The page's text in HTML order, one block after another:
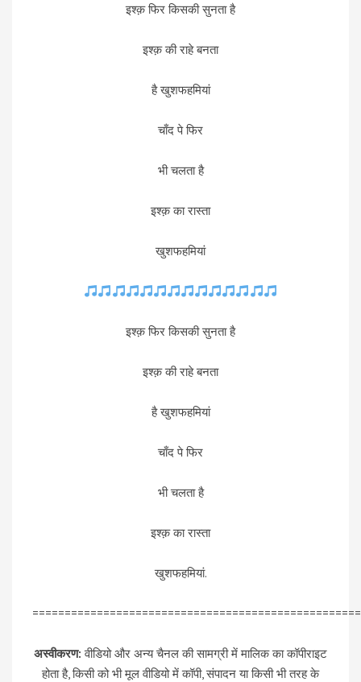
इश्क़ फिर किसकी सुनता है
इश्क़ की राहे बनता
है खुशफहमियां
चाँद पे फिर
भी चलता है
इश्क़ का रास्ता
खुशफहमियां
इश्क़ फिर किसकी सुनता है
इश्क़ की राहे बनता
है खुशफहमियां
चाँद पे फिर
भी चलता है
इश्क़ का रास्ता
खुशफहमियां.
अस्वीकरण: वीडियो और अन्य चैनल की सामग्री में मालिक का कॉपीराइट
होता है, किसी को भी मूल वीडियो में कॉपी, संपादन या किसी भी तरह के